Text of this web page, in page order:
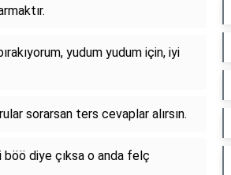
yudum yudum için, iyi
sorarsan ters cevaplar alırsın.
böö diye çıksa o anda felç